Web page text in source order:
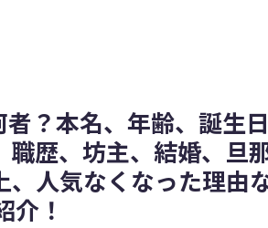
？本名、年齢、誕生
歴、坊主、結婚、旦那
人気なくなった理由
介！